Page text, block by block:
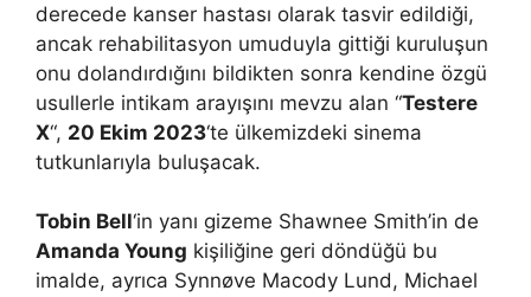
derecede kanser hastası olarak tasvir edildiği,
ancak rehabilitasyon umuduyla gittiği kuruluşun
onu dolandırdığını bildikten sonra kendine özgü
usullerle intikam arayışını mevzu alan “Testere
X“, 20 Ekim 2023‘te ülkemizdeki sinema
tutkunlarıyla buluşacak.
Tobin Bell‘in yanı gizeme Shawnee Smith’in de
Amanda Young kişiliğine geri döndüğü bu
imalde, ayrıca Synnøve Macody Lund, Michael